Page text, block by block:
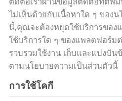
คุณภาพ
ติดต่อ
เรา
ไม่เห็นด้วยกับเนื้อหาใด ๆ ของ
นี้,คุณจะต้องหยุดใช้บริการของ
ใช้บริการใด ๆ ของแพลตฟอร์ม
รวบรวมใช้งาน เก็บและแบ่งปั
ตามนโยบายความเป็นส่วนตัวนี้
การใช้โคกี